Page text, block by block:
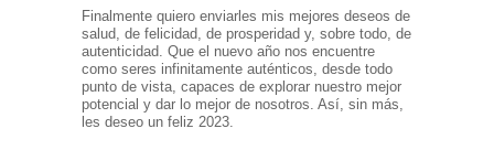
Finalmente quiero enviarles mis mejores deseos de
salud, de felicidad, de prosperidad y, sobre todo, de
autenticidad. Que el nuevo año nos encuentre
como seres infinitamente auténticos, desde todo
punto de vista, capaces de explorar nuestro mejor
potencial y dar lo mejor de nosotros. Así, sin más,
les deseo un feliz 2023.